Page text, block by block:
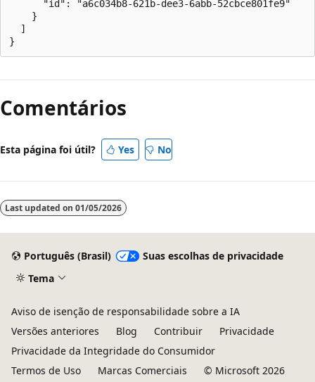
      "id": "a6c034b8-621b-dee3-6abb-52cbce801fe9"
    }
  ]
de
leitura
Comentários
Esta página foi útil? Yes No
Last updated on 01/05/2026
Português (Brasil)
Suas escolhas de privacidade
Tema
Aviso de isenção de responsabilidade sobre a IA
Versões anteriores
Blog Contribuir
Privacidade
Privacidade da Integridade do Consumidor
Termos de Uso
Marcas Comerciais © Microsoft 2026